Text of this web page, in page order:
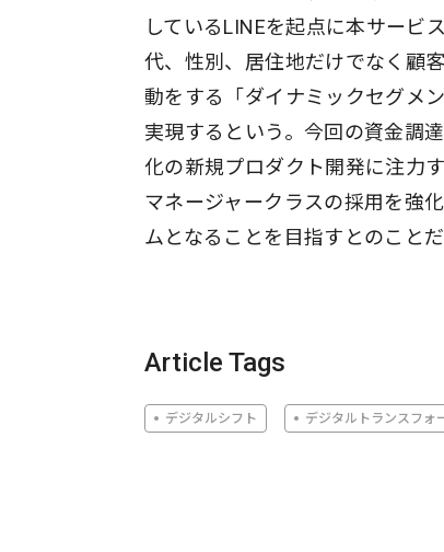
しているLINEを起点に本サービ
代、性別、居住地だけでなく顧
動をする「ダイナミックセグメ
実現するという。今回の資金調
化の新規プロダクト開発に注力
マネージャークラスの採用を強
ムとなることを目指すとのことだ
Article Tags
デジタルシフト デジタルトランスフォ